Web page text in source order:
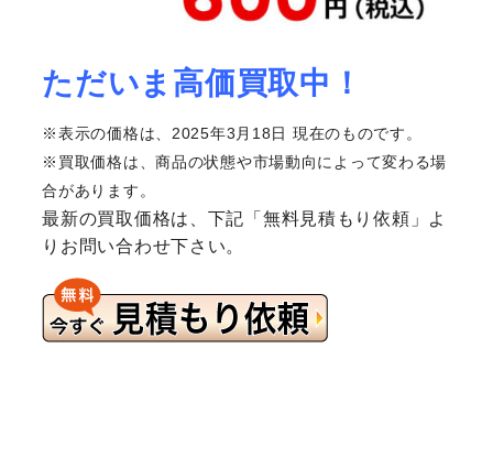
ただいま高価買取中！
※表示の価格は、2025年3月18日 現在のものです。
※買取価格は、商品の状態や市場動向によって変わる場
合があります。
最新の買取価格は、下記「無料見積もり依頼」よ
りお問い合わせ下さい。